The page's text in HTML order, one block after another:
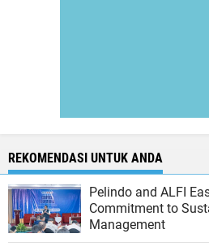
REKOMENDASI UNTUK ANDA
Pelindo and ALFI
Commitment to
Management